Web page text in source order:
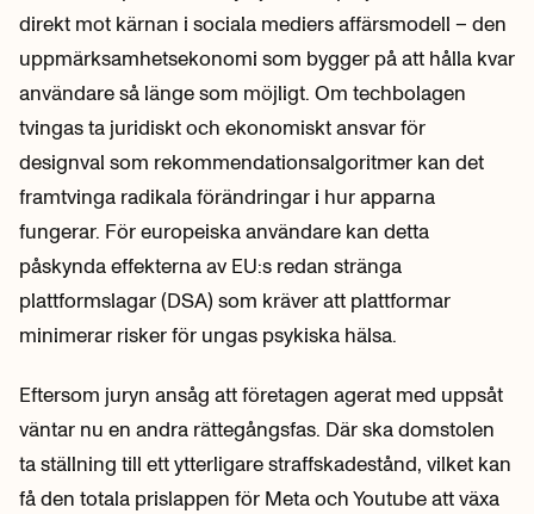
direkt mot kärnan i sociala mediers affärsmodell – den
uppmärksamhetsekonomi som bygger på att hålla kvar
användare så länge som möjligt. Om techbolagen
tvingas ta juridiskt och ekonomiskt ansvar för
designval som rekommendationsalgoritmer kan det
framtvinga radikala förändringar i hur apparna
fungerar. För europeiska användare kan detta
påskynda effekterna av EU:s redan stränga
plattformslagar (DSA) som kräver att plattformar
minimerar risker för ungas psykiska hälsa.
Eftersom juryn ansåg att företagen agerat med uppsåt
väntar nu en andra rättegångsfas. Där ska domstolen
ta ställning till ett ytterligare straffskadestånd, vilket kan
få den totala prislappen för Meta och Youtube att växa